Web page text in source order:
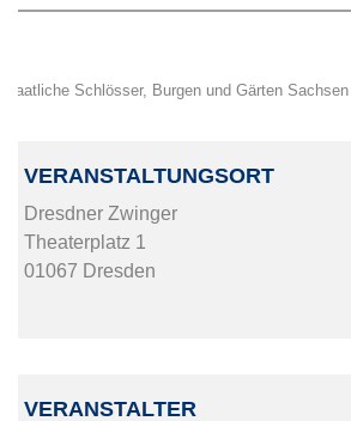
Staatliche Schlösser, Burgen und Gärten
VERANSTALTUNGSORT
Dresdner Zwinger
Theaterplatz 1
01067 Dresden
VERANSTALTER